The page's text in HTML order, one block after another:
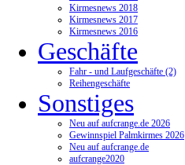
Kirmesnews 2018
Kirmesnews 2017
Kirmesnews 2016
Geschäfte
Fahr - und Laufgeschäfte (2)
Reihengeschäfte
Sonstiges
Neu auf aufcrange.de 2026
Gewinnspiel Palmkirmes 2026
Neu auf aufcrange.de
aufcrange2020